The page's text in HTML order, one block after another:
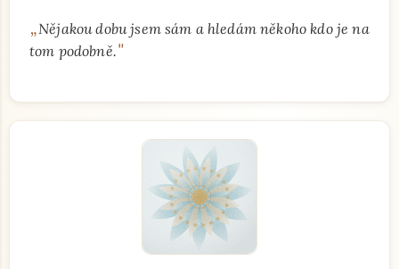
„Nějakou dobu jsem sám a hledám někoho kdo je na
tom podobně."